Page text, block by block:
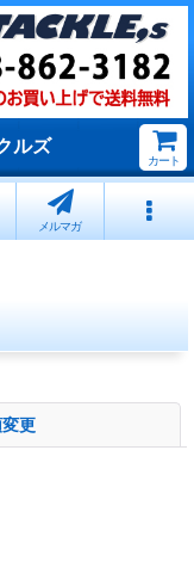
ルズ
カート
メルマガ
更